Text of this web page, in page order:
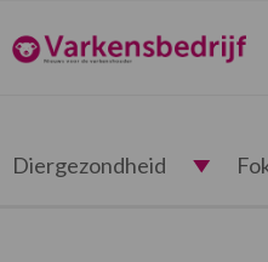
de
hoofdnavigatie
de
hoofd
de
eerste
de
voettekst
Varkensbedrijf.nl
Diergezondheid